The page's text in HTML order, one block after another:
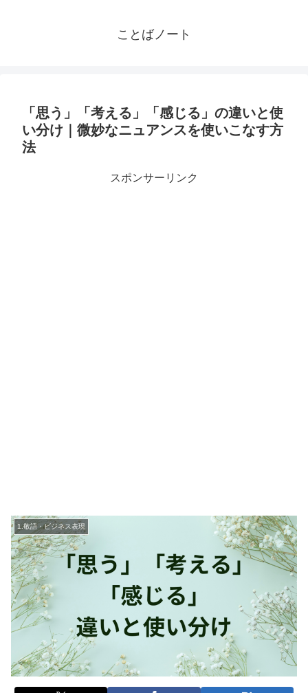
ことばノート
「思う」「考える」「感じる」の違いと使
い分け｜微妙なニュアンスを使いこなす方
法
スポンサーリンク
1.敬語・ビジネス表現